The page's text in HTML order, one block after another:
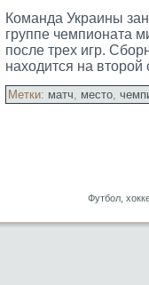
Команда Украины
группе чемпионата
после трех игр.
находится на второй
Метки: матч, место,
Футбол,